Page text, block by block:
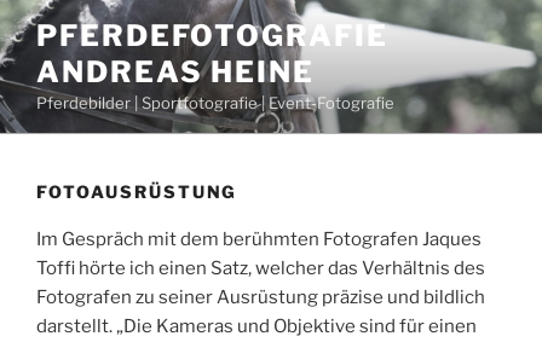
Zum
Inhalt
springen
PFERDEFOTOGRAFIE
ANDREAS HEINE
Pferdebilder | Sportfotografie | Event-Fotografie
FOTOAUSRÜSTUNG
Im Gespräch mit dem berühmten Fotografen Jaques
Toffi hörte ich einen Satz, welcher das Verhältnis des
Fotografen zu seiner Ausrüstung präzise und bildlich
darstellt. „Die Kameras und Objektive sind für einen